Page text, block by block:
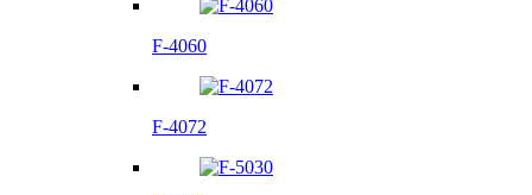
F-4060
F-4072